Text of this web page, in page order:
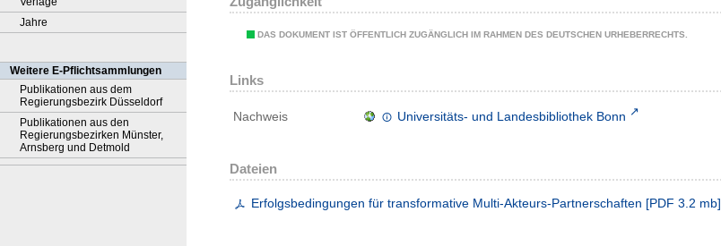
Jahre
Weitere E-Pflichtsammlungen
Publikationen aus dem
Regierungsbezirk Düsseldorf
Publikationen aus den
Regierungsbezirken Münster,
Arnsberg und Detmold
DAS DOKUMENT IST ÖFFENTLICH ZUGÄNGLICH IM RAHMEN DES DEUTSCHEN URHEBERRECHTS.
Links
Nachweis Universitäts- und Landesbibliothek Bonn
Dateien
Erfolgsbedingungen für transformative Multi-Akteurs-Partnerschaften [PDF 3.2 mb]